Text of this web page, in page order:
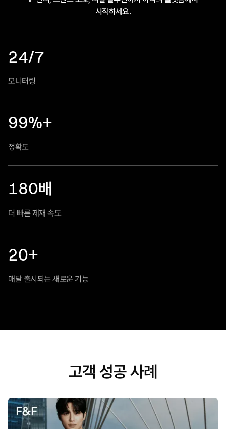
시작하세요.
24/7
모니터링
99%+
정확도
180배
더 빠른 제재 속도
20+
매달 출시되는 새로운 기능
고객 성공 사례